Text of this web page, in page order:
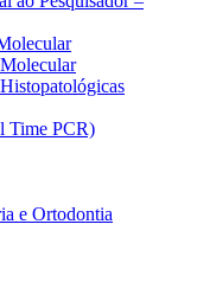
Time PCR)
e Ortodontia